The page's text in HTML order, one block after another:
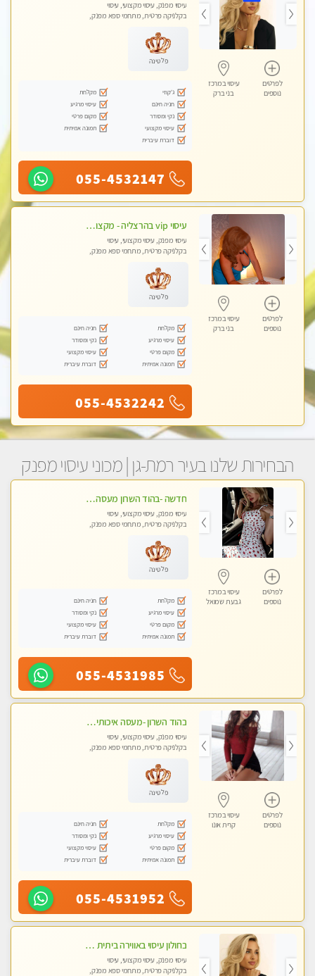
לפרטים
נוספים
עיסוי במרכז
בני ברק
עיסוי מפנק, עיסוי מקצועי, עיסוי
בקלניקה פרטית, מתחמי ספא מפנק,
פלטינה
ג'קוזי
מקלחת
חניה חינם
עיסוי מרגיע
נקי ומסודר
מקום פרטי
עיסוי מקצועי
תמונה אמיתית
דוברת עיברית
055-4532147
לפרטים
נוספים
עיסוי במרכז
בני ברק
עיסוי vip בהרצליה - מקצועי ומפנק ומיוחד
עיסוי מפנק, עיסוי מקצועי, עיסוי
בקלניקה פרטית, מתחמי ספא מפנק,
פלטינה
מקלחת
חניה חינם
עיסוי מרגיע
נקי ומסודר
מקום פרטי
עיסוי מקצועי
תמונה אמיתית
דוברת עיברית
055-4532242
הבחירות שלנו בעיר רמת-גן | מכוני עיסוי מפנק
לפרטים
נוספים
עיסוי במרכז
גבעת שמואל
חדשה -בהוד השרון מעסה איכותית מפנקת ומקצועית לעיסוי חלומי .....
עיסוי מפנק, עיסוי מקצועי, עיסוי
בקלניקה פרטית, מתחמי ספא מפנק,
פלטינה
מקלחת
חניה חינם
עיסוי מרגיע
נקי ומסודר
מקום פרטי
עיסוי מקצועי
תמונה אמיתית
דוברת עיברית
055-4531985
לפרטים
נוספים
עיסוי במרכז
קרית אונו
בהוד השרון -מעסה איכותית למאסז מקצועי ומפנק לכל שרירי הגוף
עיסוי מפנק, עיסוי מקצועי, עיסוי
בקלניקה פרטית, מתחמי ספא מפנק,
פלטינה
מקלחת
חניה חינם
עיסוי מרגיע
נקי ומסודר
מקום פרטי
עיסוי מקצועי
תמונה אמיתית
דוברת עיברית
055-4531952
בחולון עיסוי באווירה ביתית רגועה שקט , עיסוי ספורטיבי משחרר לכל הגוף. מעסה צעירה ואלופה לעיסוי מפנק מומלץ מאוד ....פרטי!! ללא מין !!
עיסוי מפנק, עיסוי מקצועי, עיסוי
בקלניקה פרטית, מתחמי ספא מפנק,